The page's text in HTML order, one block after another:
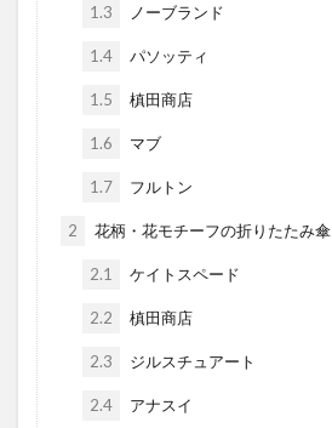
1.3 ノーブランド
1.4 パソッティ
1.5 槙田商店
1.6 マブ
1.7 フルトン
2 花柄・花モチーフの折りたたみ傘
2.1 ケイトスペード
2.2 槙田商店
2.3 ジルスチュアート
2.4 アナスイ